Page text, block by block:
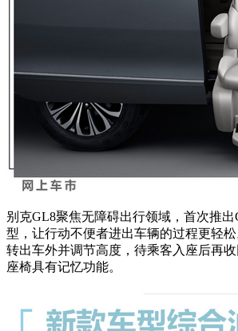
别克GL8聚焦无障碍出行领域，首次推
型，让行动不便者进出车辆的过程更轻
转出车外并调节高度，待乘客入座后再
座椅具有记忆功能。